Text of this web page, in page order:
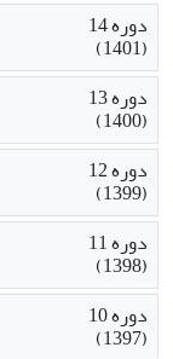
دوره 14
(1401)
دوره 13
(1400)
دوره 12
(1399)
دوره 11
(1398)
دوره 10
(1397)